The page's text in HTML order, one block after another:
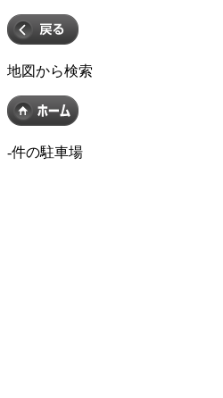
地図から検索
-件の駐車場